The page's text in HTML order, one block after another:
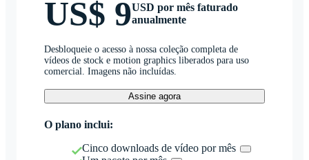
US$ 9USD por mês faturado
anualmente
Desbloqueie o acesso à nossa coleção completa de
vídeos de stock e motion graphics liberados para uso
comercial. Imagens não incluídas.
Assine agora
O plano inclui:
Cinco downloads de vídeo por mês